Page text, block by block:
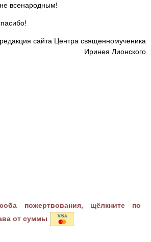
всенародным!
сайта Центра священномученика
Иринея Лионского
пожертвования, щёлкните по
от суммы